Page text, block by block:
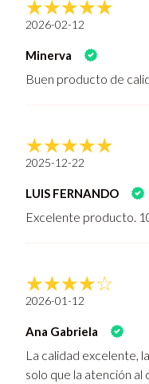
2026-02-12
Minerva
Buen producto de
2025-12-22
LUIS FERNANDO
Excelente producto.
2026-01-12
Ana Gabriela
La calidad excelente,
solo que la atención al